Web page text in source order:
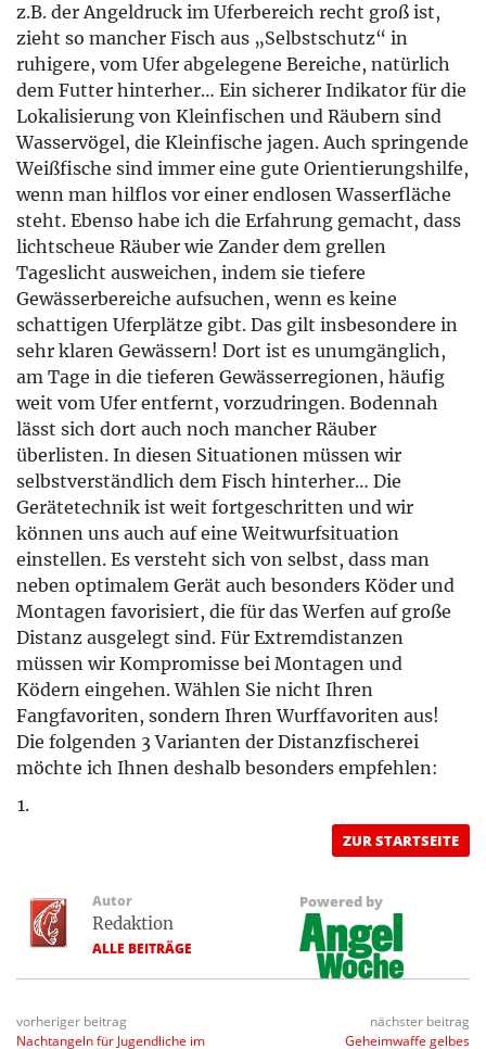
Lokalisierung von Kleinfischen und Räubern sind
Wasservögel, die Kleinfische jagen. Auch springende
Weißfische sind immer eine gute Orientierungshilfe,
wenn man hilflos vor einer endlosen Wasserfläche
steht. Ebenso habe ich die Erfahrung gemacht, dass
lichtscheue Räuber wie Zander dem grellen
Tageslicht ausweichen, indem sie tiefere
Gewässerbereiche aufsuchen, wenn es keine
schattigen Uferplätze gibt. Das gilt insbesondere in
sehr klaren Gewässern! Dort ist es unumgänglich,
am Tage in die tieferen Gewässerregionen, häufig
weit vom Ufer entfernt, vorzudringen. Bodennah
lässt sich dort auch noch mancher Räuber
überlisten. In diesen Situationen müssen wir
selbstverständlich dem Fisch hinterher… Die
Gerätetechnik ist weit fortgeschritten und wir
können uns auch auf eine Weitwurfsituation
einstellen. Es versteht sich von selbst, dass man
neben optimalem Gerät auch besonders Köder und
Montagen favorisiert, die für das Werfen auf große
Distanz ausgelegt sind. Für Extremdistanzen
müssen wir Kompromisse bei Montagen und
Ködern eingehen. Wählen Sie nicht Ihren
Fangfavoriten, sondern Ihren Wurffavoriten aus!
Die folgenden 3 Varianten der Distanzfischerei
möchte ich Ihnen deshalb besonders empfehlen:
ZUR STARTSEITE
vorheriger beitrag
Nachtangeln für Jugendliche im
nächster beitrag
Geheimwaffe gelbes
Gummibärchen